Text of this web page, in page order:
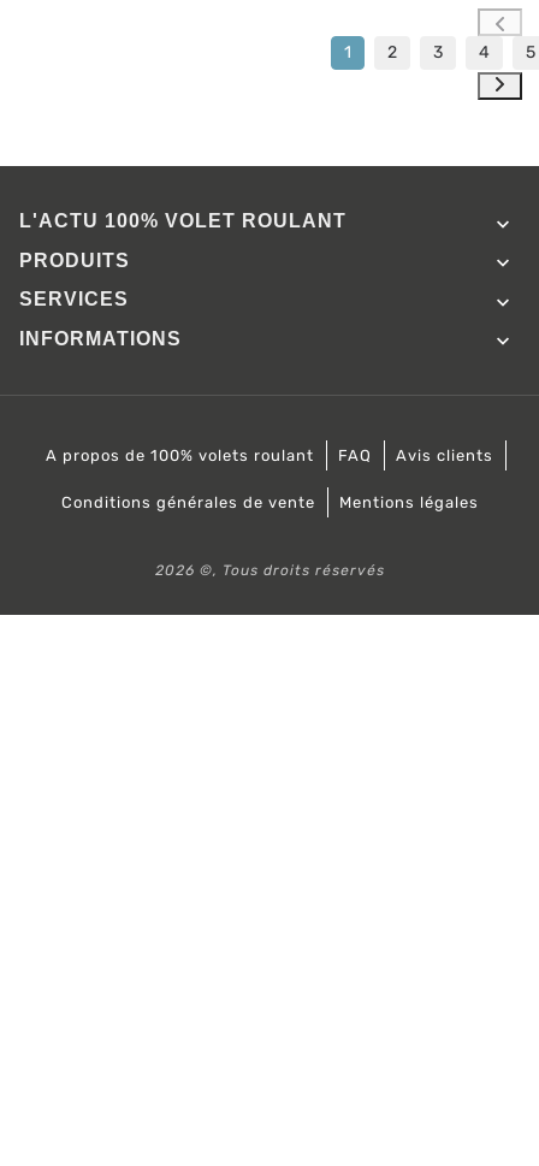
1 2 3 4 5
L'ACTU 100%VOLET ROULANT 
PRODUITS 
SERVICES 
INFORMATIONS 
A propos de 100% volets roulant FAQ Avis clients
Conditions générales de vente Mentions légales
2026 ©, Tous droits réservés